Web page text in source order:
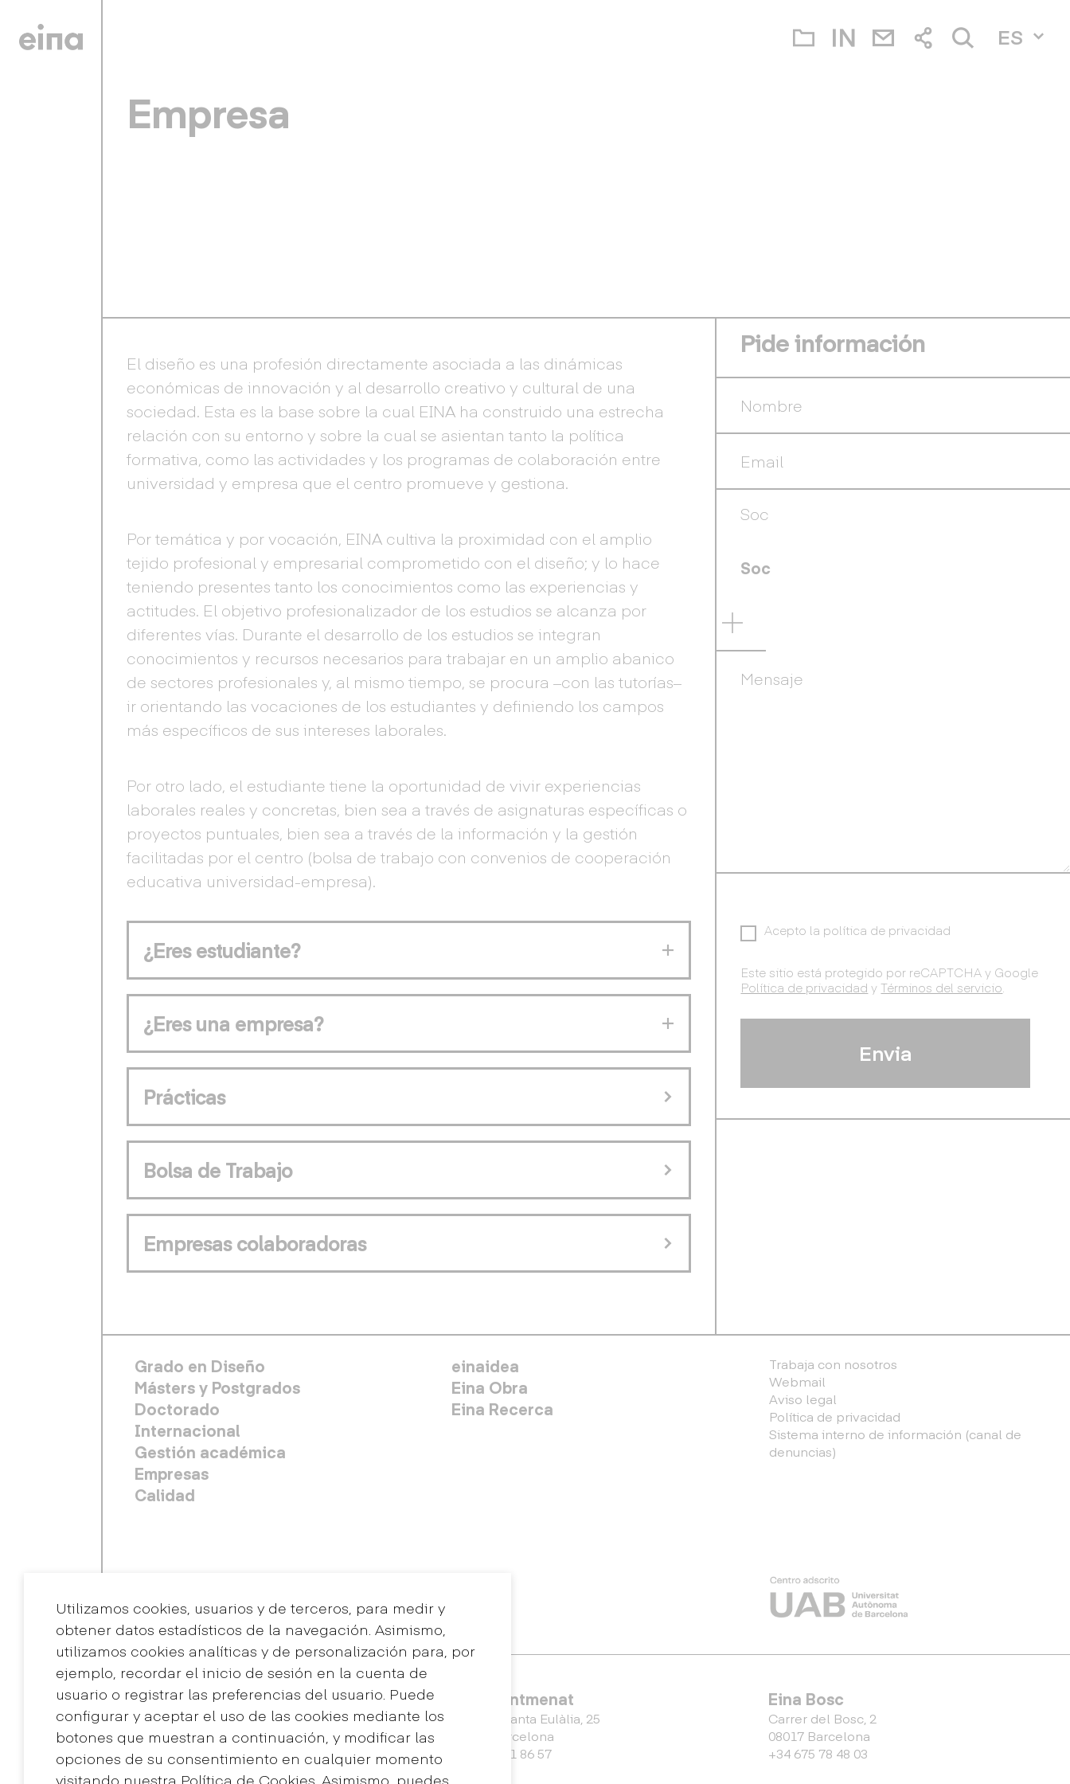
ES
Empresa
El diseño es una profesión directamente asociada a las dinámicas
económicas de innovación y al desarrollo creativo y cultural de una
sociedad. Esta es la base sobre la cual EINA ha construido una estrecha
relación con su entorno y sobre la cual se asientan tanto la política
formativa, como las actividades y los programas de colaboración entre
universidad y empresa que el centro promueve y gestiona.
Por temática y por vocación, EINA cultiva la proximidad con el amplio
tejido profesional y empresarial comprometido con el diseño; y lo hace
teniendo presentes tanto los conocimientos como las experiencias y
actitudes. El objetivo profesionalizador de los estudios se alcanza por
diferentes vías. Durante el desarrollo de los estudios se integran
conocimientos y recursos necesarios para trabajar en un amplio abanico
de sectores profesionales y, al mismo tiempo, se procura –con las tutorías–
ir orientando las vocaciones de los estudiantes y definiendo los campos
más específicos de sus intereses laborales.
Por otro lado, el estudiante tiene la oportunidad de vivir experiencias
laborales reales y concretas, bien sea a través de asignaturas específicas o
proyectos puntuales, bien sea a través de la información y la gestión
facilitadas por el centro (bolsa de trabajo con convenios de cooperación
educativa universidad-empresa).
¿Eres estudiante?
¿Eres una empresa?
Prácticas
Bolsa de Trabajo
Empresas colaboradoras
Pide información
Soc
Soc
Acepto la política de privacidad
Este sitio está protegido por reCAPTCHA y Google
Política de privacidad yTérminos del servicio
Utilizamos cookies, usuarios y de terceros, para medir y
obtener datos estadísticos de la navegación. Asimismo,
utilizamos cookies analíticas y de personalización para, por
ejemplo, recordar el inicio de sesión en la cuenta de
usuario o registrar las preferencias del usuario. Puede
configurar y aceptar el uso de las cookies mediante los
botones que muestran a continuación, y modificar las
opciones de su consentimiento en cualquier momento
visitando nuestra Política de Cookies. Asimismo, puedes
FOOTER PRINCIPAL
Grado en Diseño
Másters y Postgrados
Doctorado
Internacional
Gestión académica
Empresas
Calidad
MENÚ SECUNDARIO
einaidea
Eina Obra
Eina Recerca
Trabaja con nosotros
Webmail
Aviso legal
Política de privacidad
Sistema interno de información (canal de
denuncias)
Contacto
+34 932 030 923
info@eina.cat
Eina Sentmenat
Passeig Santa Eulàlia, 25
08017 Barcelona
+34 672 31 86 57
Eina Bosc
Carrer del Bosc, 2
08017 Barcelona
+34 675 78 48 03